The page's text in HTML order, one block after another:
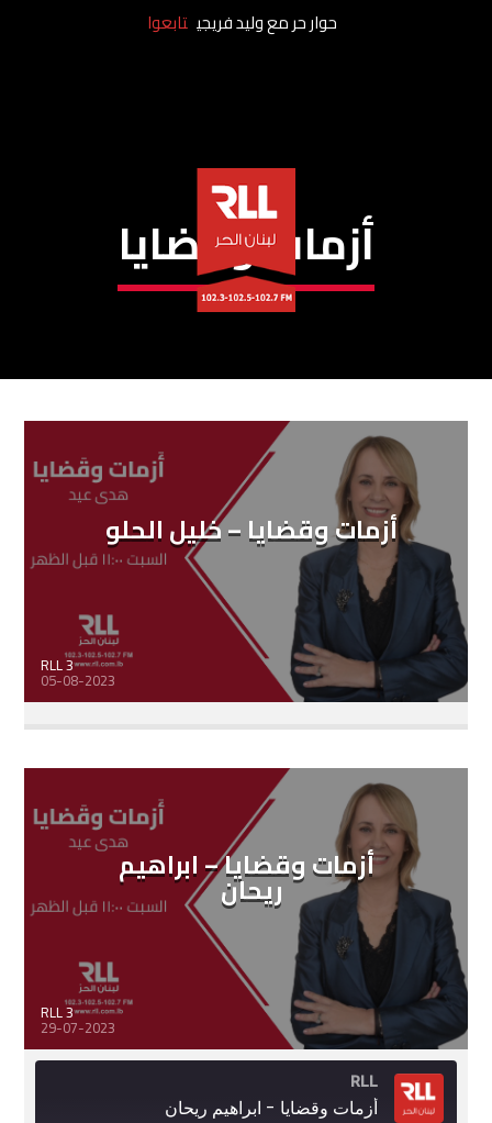
أزمات وقضايا
أزمات وقضايا – خليل الحلو
RLL 3
05-08-2023
أزمات وقضايا – ابراهيم
ريحان
RLL 3
29-07-2023
RLL
أزمات وقضايا - ابراهيم ريحان
حوار حر مع وليد فريجي تابعوا